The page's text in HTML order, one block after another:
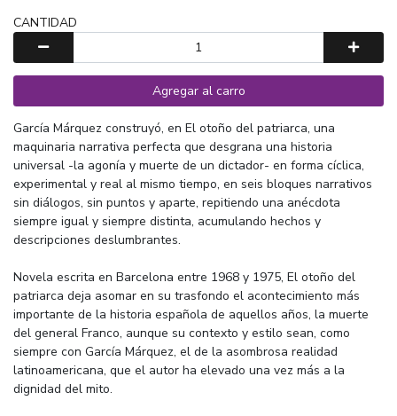
CANTIDAD
Agregar al carro
García Márquez construyó, en El otoño del patriarca, una
maquinaria narrativa perfecta que desgrana una historia
universal -la agonía y muerte de un dictador- en forma cíclica,
experimental y real al mismo tiempo, en seis bloques narrativos
sin diálogos, sin puntos y aparte, repitiendo una anécdota
siempre igual y siempre distinta, acumulando hechos y
descripciones deslumbrantes.
Novela escrita en Barcelona entre 1968 y 1975, El otoño del
patriarca deja asomar en su trasfondo el acontecimiento más
importante de la historia española de aquellos años, la muerte
del general Franco, aunque su contexto y estilo sean, como
siempre con García Márquez, el de la asombrosa realidad
latinoamericana, que el autor ha elevado una vez más a la
dignidad del mito.